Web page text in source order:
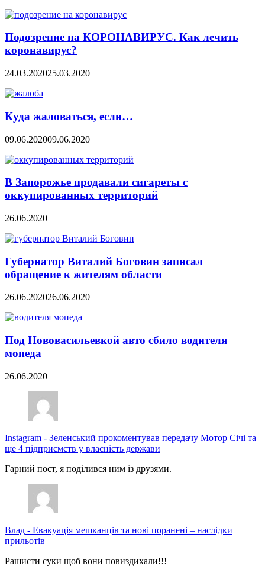
Подозрение на КОРОНАВИРУС. Как лечить
коронавирус?
24.03.202025.03.2020
Куда жаловаться, если…
09.06.202009.06.2020
В Запорожье продавали сигареты с
оккупированных территорий
26.06.2020
Губернатор Виталий Боговин записал
обращение к жителям области
26.06.202026.06.2020
Под Нововасильевкой авто сбило водителя
мопеда
26.06.2020
Instagram - Зеленський прокоментував передачу Мотор Січі та
ще 4 підприємств у власність держави
Гарний пост, я поділився ним із друзями.
Влад - Евакуація мешканців та нові поранені – наслідки
прильотів
Рашисти суки щоб вони повиздихали!!!